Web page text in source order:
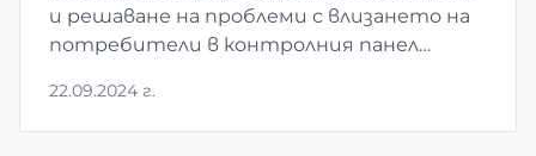
и решаване на проблеми с влизането на
потребители в контролния панел
22.09.2024 г.